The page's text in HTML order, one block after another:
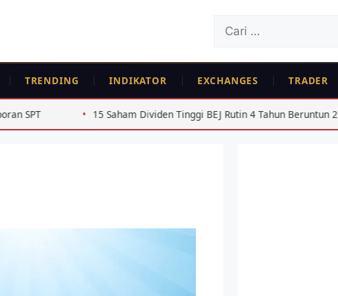
Cari
TRENDING INDIKATOR EXCHANGES TRADER
15 Saham Dividen Tinggi BEJ Rutin 4 Tahun Beruntun 2022-2025